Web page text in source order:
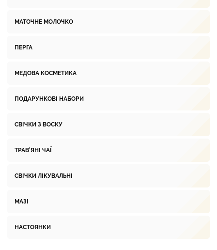
МАТОЧНЕ МОЛОЧКО
ПЕРГА
МЕДОВА КОСМЕТИКА
ПОДАРУНКОВІ НАБОРИ
СВІЧКИ З ВОСКУ
ТРАВ'ЯНІ ЧАЇ
СВІЧКИ ЛІКУВАЛЬНІ
МАЗІ
НАСТОЯНКИ